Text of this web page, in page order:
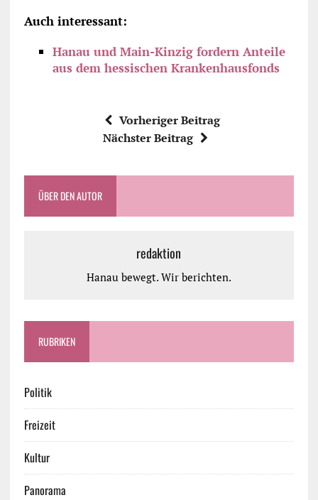
Auch interessant:
Hanau und Main-Kinzig fordern Anteile
aus dem hessischen Krankenhausfonds
Vorheriger Beitrag
Nächster Beitrag
ÜBER DEN AUTOR
redaktion
Hanau bewegt. Wir berichten.
RUBRIKEN
Politik
Freizeit
Kultur
Panorama